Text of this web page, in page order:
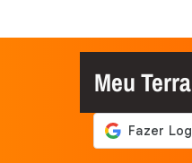
Meu Terra